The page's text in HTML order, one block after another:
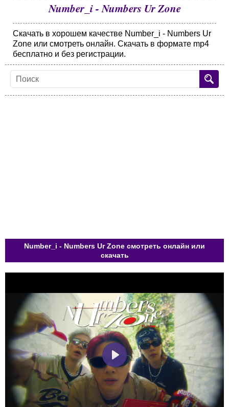
Number_i - Numbers Ur Zone
Скачать в хорошем качестве Number_i - Numbers Ur
Zone или смотреть онлайн. Скачать в формате mp4
бесплатно и без регистрации.
Number_i - Numbers Ur Zone смотреть онлайн или
скачать
Play